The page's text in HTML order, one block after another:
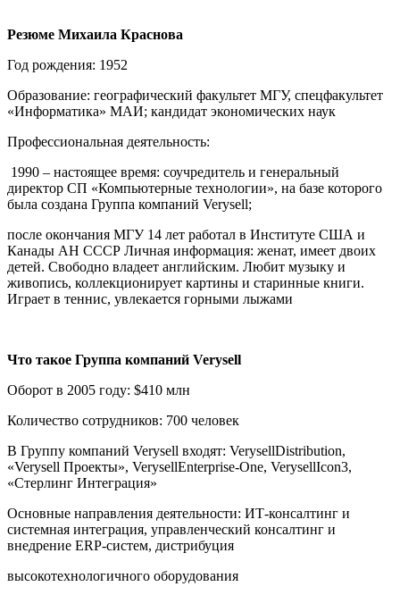
Резюме Михаила Краснова
Год рождения: 1952
Образование: географический факультет МГУ, спецфакультет
«Информатика» МАИ; кандидат экономических наук
Профессиональная деятельность:
1990 – настоящее время: соучредитель и генеральный
директор СП «Компьютерные технологии», на базе которого
была создана Группа компаний Verysell;
после окончания МГУ 14 лет работал в Институте США и
Канады АН СССР Личная информация: женат, имеет двоих
детей. Свободно владеет английским. Любит музыку и
живопись, коллекционирует картины и старинные книги.
Играет в теннис, увлекается горными лыжами
Что такое Группа компаний Verysell
Оборот в 2005 году: $410 млн
Количество сотрудников: 700 человек
В Группу компаний Verysell входят: VerysellDistribution,
«Verysell Проекты», VerysellEnterprise-One, VerysellIcon3,
«Стерлинг Интеграция»
Основные направления деятельности: ИТ-консалтинг и
системная интеграция, управленческий консалтинг и
внедрение ERP-систем, дистрибуция
высокотехнологичного оборудования